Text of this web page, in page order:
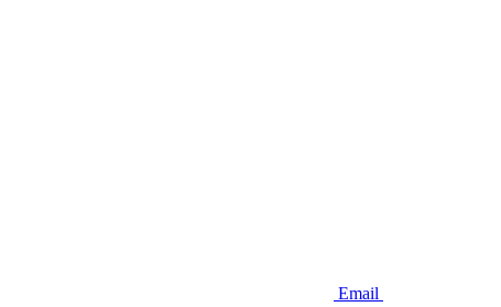
Email